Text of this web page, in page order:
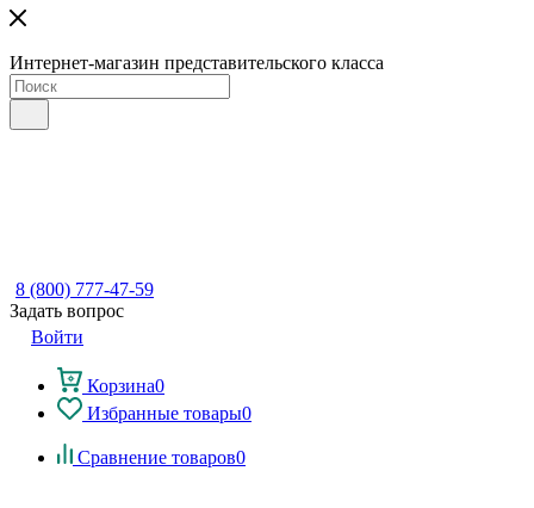
Интернет-магазин представительского класса
8 (800) 777-47-59
Задать вопрос
Войти
Корзина0
Избранные товары0
Сравнение товаров0